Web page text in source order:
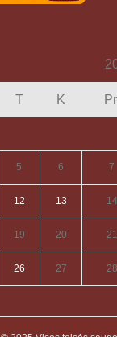
T K
5 6 7
12 13 14
19 20 21
26 27 28